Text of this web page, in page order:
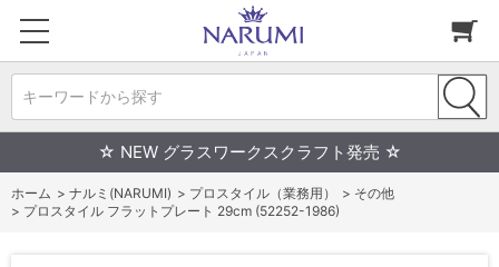
キーワードから探す
☆ NEW グラスワークスクラフト発売 ☆
ホーム > ナルミ(NARUMI) > プロスタイル（業務用） > その他
> プロスタイル フラットプレート 29cm (52252-1986)